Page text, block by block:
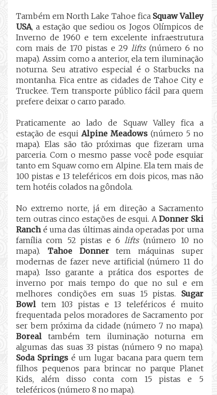
Também emNorth Lake Tahoe fica Squaw Valley
USA, a estação que sediou os Jogos Olímpicos de
Inverno de 1960 e tem excelente infraestrutura
com mais de 170 pistas e 29 lifts(número 6 no
mapa). Assim como a anterior, ela tem iluminação
noturna. Seu atrativo especial é o Starbucks na
montanha. Fica entre as cidades de Tahoe City e
Truckee. Tem transporte público fácil para quem
prefere deixar o carro parado.
Praticamente ao lado de Squaw Valley fica a
estação de esquiAlpine Meadows (número 5 no
mapa). Elas são tão próximas que fizeram uma
parceria. Com o mesmo passe você pode esquiar
tanto em Squaw como em Alpine. Ela tem mais de
100 pistas e 13 teleféricos em dois picos, mas não
tem hotéis colados na gôndola.
No extremo norte, já em direção a Sacramento
tem outras cinco estações de esqui. ADonner Ski
Ranché uma das últimas ainda operadas por uma
família com 52 pistas e 6 lifts(número 10 no
mapa). Tahoe Donnertem máquinas super
modernas de fazer neve artificial (número 11 do
mapa). Isso garante a prática dos esportes de
inverno por mais tempo do que no sul e em
melhores condições em suas 15 pistas. Sugar
Bowl tem 103 pistas e 13 teleféricos é muito
frequentada pelos moradores de Sacramento por
ser bem próxima da cidade (número 7 no mapa).
Boreal também tem iluminação noturna em
algumas das suas 33 pistas (número 9 no mapa).
Soda Springs é um lugar bacana para quem tem
filhos pequenos para brincar no parque Planet
Kids, além disso conta com 15 pistas e 5
teleféricos (número 8 no mapa).